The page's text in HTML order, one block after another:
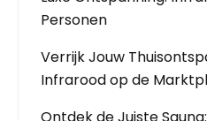
Personen
Verrijk Jouw
Infrarood op de